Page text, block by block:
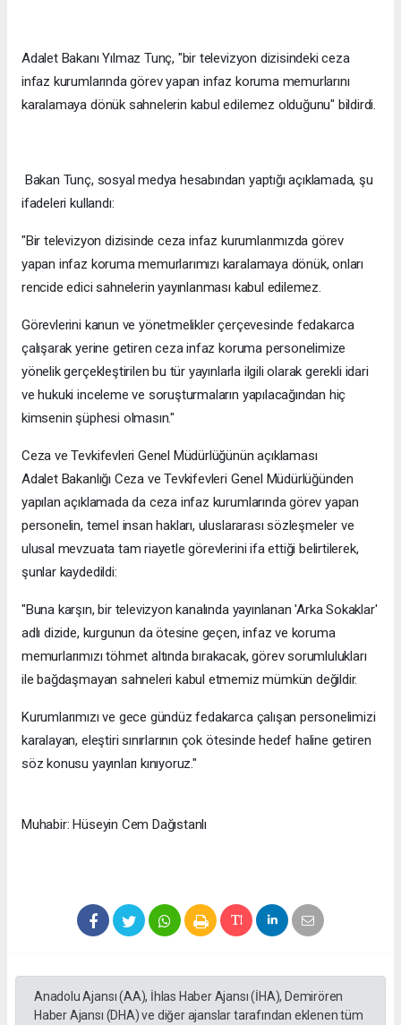
Adalet Bakanı Yılmaz Tunç, "bir televizyon dizisindeki ceza
infaz kurumlarında görev yapan infaz koruma memurlarını
karalamaya dönük sahnelerin kabul edilemez olduğunu" bildirdi.
Bakan Tunç, sosyal medya hesabından yaptığı açıklamada, şu
ifadeleri kullandı:
"Bir televizyon dizisinde ceza infaz kurumlarımızda görev
yapan infaz koruma memurlarımızı karalamaya dönük, onları
rencide edici sahnelerin yayınlanması kabul edilemez.
Görevlerini kanun ve yönetmelikler çerçevesinde fedakarca
çalışarak yerine getiren ceza infaz koruma personelimize
yönelik gerçekleştirilen bu tür yayınlarla ilgili olarak gerekli idari
ve hukuki inceleme ve soruşturmaların yapılacağından hiç
kimsenin şüphesi olmasın."
Ceza ve Tevkifevleri Genel Müdürlüğünün açıklaması
Adalet Bakanlığı Ceza ve Tevkifevleri Genel Müdürlüğünden
yapılan açıklamada da ceza infaz kurumlarında görev yapan
personelin, temel insan hakları, uluslararası sözleşmeler ve
ulusal mevzuata tam riayetle görevlerini ifa ettiği belirtilerek,
şunlar kaydedildi:
"Buna karşın, bir televizyon kanalında yayınlanan 'Arka Sokaklar'
adlı dizide, kurgunun da ötesine geçen, infaz ve koruma
memurlarımızı töhmet altında bırakacak, görev sorumlulukları
ile bağdaşmayan sahneleri kabul etmemiz mümkün değildir.
Kurumlarımızı ve gece gündüz fedakarca çalışan personelimizi
karalayan, eleştiri sınırlarının çok ötesinde hedef haline getiren
söz konusu yayınları kınıyoruz."
Muhabir: Hüseyin Cem Dağıstanlı
Anadolu Ajansı (AA), İhlas Haber Ajansı (İHA), Demirören
Haber Ajansı (DHA) ve diğer ajanslar tarafından eklenen tüm